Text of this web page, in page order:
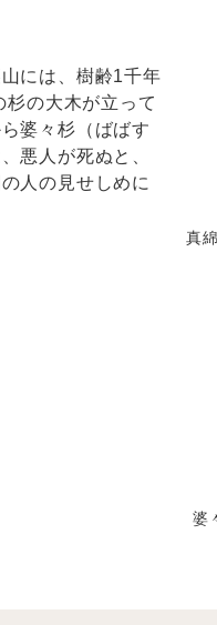
真
婆
には、樹齢1千年
の大木が立って
婆々杉（ばばす
悪人が死ぬと、
人の見せしめに